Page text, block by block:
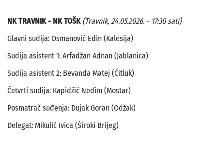
NK TRAVNIK - NK TOŠK (Travnik, 24.05.2026. - 17:30 sati)
Glavni sudija: Osmanović Edin (Kalesija)
Sudija asistent 1: Arfadžan Adnan (Jablanica)
Sudija asistent 2: Bevanda Matej (Čitluk)
Četvrti sudija: Kapidžić Nedim (Mostar)
Posmatrač suđenja: Dujak Goran (Odžak)
Delegat: Mikulić Ivica (Široki Brijeg)